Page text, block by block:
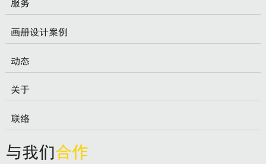
服务
画册设计案例
动态
关于
联络
与我们合作